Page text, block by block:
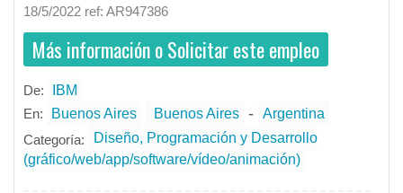
18/5/2022 ref: AR947386
Más información o Solicitar este empleo
De: IBM
En: Buenos Aires Buenos Aires - Argentina
Categoría:
Diseño, Programación y Desarrollo
(gráfico/web/app/software/vídeo/animación)